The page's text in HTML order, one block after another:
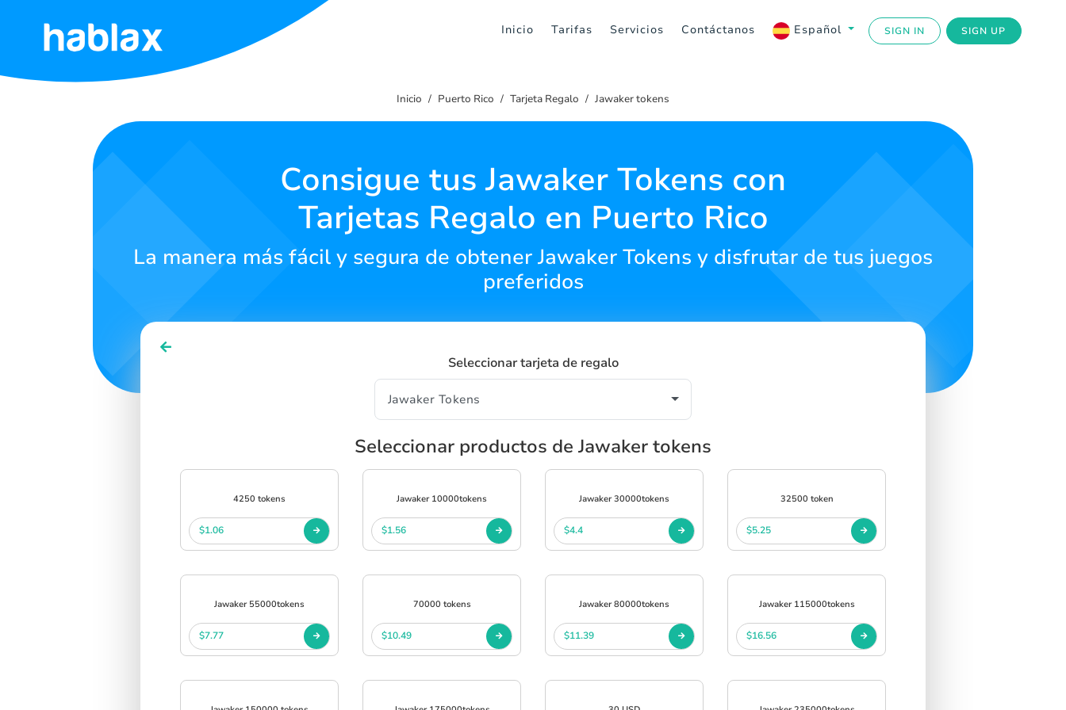
Inicio Tarifas Servicios Contáctanos Español SIGN IN SIGN UP
Inicio
Inicio Puerto Rico Tarjeta Regalo Jawaker tokens
Consigue tus Jawaker Tokens con
Tarjetas Regalo en Puerto Rico
La manera más fácil y segura de obtener Jawaker Tokens y disfrutar de tus juegos
preferidos
Seleccionar tarjeta de regalo
Seleccionar productos de Jawaker tokens
4250 tokens
$1.06
Jawaker 10000tokens
$1.56
Jawaker 30000tokens
$4.4
32500 token
$5.25
Jawaker 55000tokens
$7.77
70000 tokens
$10.49
Jawaker 80000tokens
$11.39
Jawaker 115000tokens
$16.56